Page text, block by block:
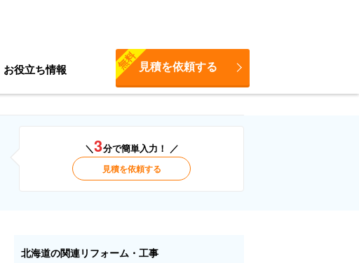
お役立ち情報 見積を依頼する
無料
＼3分で簡単入力！ ／
見積を依頼する
北海道の関連リフォーム・工事